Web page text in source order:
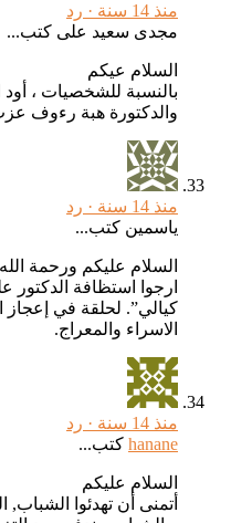
رد
مجدى سعيد على كتب...
السلام عيكم
بالنسبة للشخصيات ، أود
والدكتورة هبة رءوف عزت
رد
ياسمين كتب...
السلام عليكم ورحمة الله
ارجوا استظافة الدكتور علم
كيالي”. لحلقة في إعجاز
الاسراء والمعراج.
رد
hananeكتب...
السلام عليكم
أتمنى أن تهدئوا الشباب,